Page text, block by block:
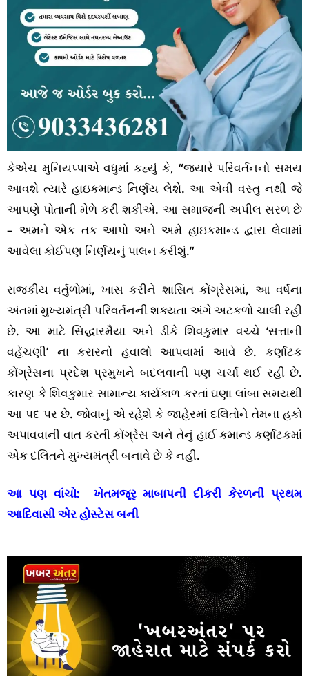
કેએચ મુનિયપ્પાએ વધુમાં કહ્યું કે, “જ્યારે પરિવર્તનનો સમય
આવશે ત્યારે હાઇકમાન્ડ નિર્ણય લેશે. આ એવી વસ્તુ નથી જે
આપણે પોતાની મેળે કરી શકીએ. આ સમાજની અપીલ સરળ છે
– અમને એક તક આપો અને અમે હાઇકમાન્ડ દ્વારા લેવામાં
આવેલા કોઈપણ નિર્ણયનું પાલન કરીશું.”
રાજકીય વર્તુળોમાં, ખાસ કરીને શાસિત કોંગ્રેસમાં, આ વર્ષના
અંતમાં મુખ્યમંત્રી પરિવર્તનની શક્યતા અંગે અટકળો ચાલી રહી
છે. આ માટે સિદ્ધારમૈયા અને ડીકે શિવકુમાર વચ્ચે ‘સત્તાની
વહેંચણી’ ના કરારનો હવાલો આપવામાં આવે છે. કર્ણાટક
કોંગ્રેસના પ્રદેશ પ્રમુખને બદલવાની પણ ચર્ચા થઈ રહી છે.
કારણ કે શિવકુમાર સામાન્ય કાર્યકાળ કરતાં ઘણા લાંબા સમયથી
આ પદ પર છે. જોવાનું એ રહેશે કે જાહેરમાં દલિતોને તેમના હકો
અપાવવાની વાત કરતી કોંગ્રેસ અને તેનું હાઈ કમાન્ડ કર્ણાટકમાં
એક દલિતને મુખ્યમંત્રી બનાવે છે કે નહીં.
આ પણ વાંચો: ખેતમજૂર માબાપની દીકરી કેરળની પ્રથમ
આદિવાસી એર હોસ્ટેસ બની